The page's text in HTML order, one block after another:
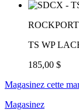
ROCKPORT
TS WP
185,00 $
Magasinez cette
Magasinez